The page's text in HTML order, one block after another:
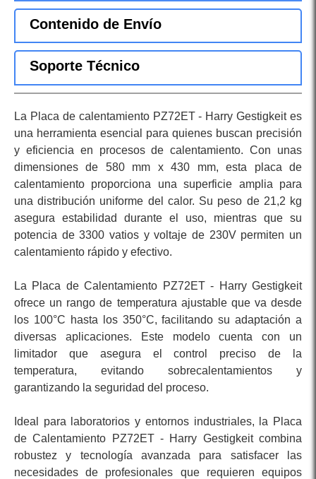
Contenido de Envío
Soporte Técnico
La Placa de calentamiento PZ72ET - Harry Gestigkeit es
una herramienta esencial para quienes buscan precisión
y eficiencia en procesos de calentamiento. Con unas
dimensiones de 580 mm x 430 mm, esta placa de
calentamiento proporciona una superficie amplia para
una distribución uniforme del calor. Su peso de 21,2 kg
asegura estabilidad durante el uso, mientras que su
potencia de 3300 vatios y voltaje de 230V permiten un
calentamiento rápido y efectivo.
La Placa de Calentamiento PZ72ET - Harry Gestigkeit
ofrece un rango de temperatura ajustable que va desde
los 100°C hasta los 350°C, facilitando su adaptación a
diversas aplicaciones. Este modelo cuenta con un
limitador que asegura el control preciso de la
temperatura, evitando sobrecalentamientos y
garantizando la seguridad del proceso.
Ideal para laboratorios y entornos industriales, la Placa
de Calentamiento PZ72ET - Harry Gestigkeit combina
robustez y tecnología avanzada para satisfacer las
necesidades de profesionales que requieren equipos